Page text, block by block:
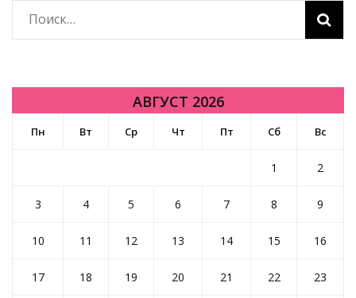
Найти:
АВГУСТ 2026
Пн Вт Ср Чт Пт Сб Вс
1 2
3 4 5 6 7 8 9
10 11 12 13 14 15 16
17 18 19 20 21 22 23